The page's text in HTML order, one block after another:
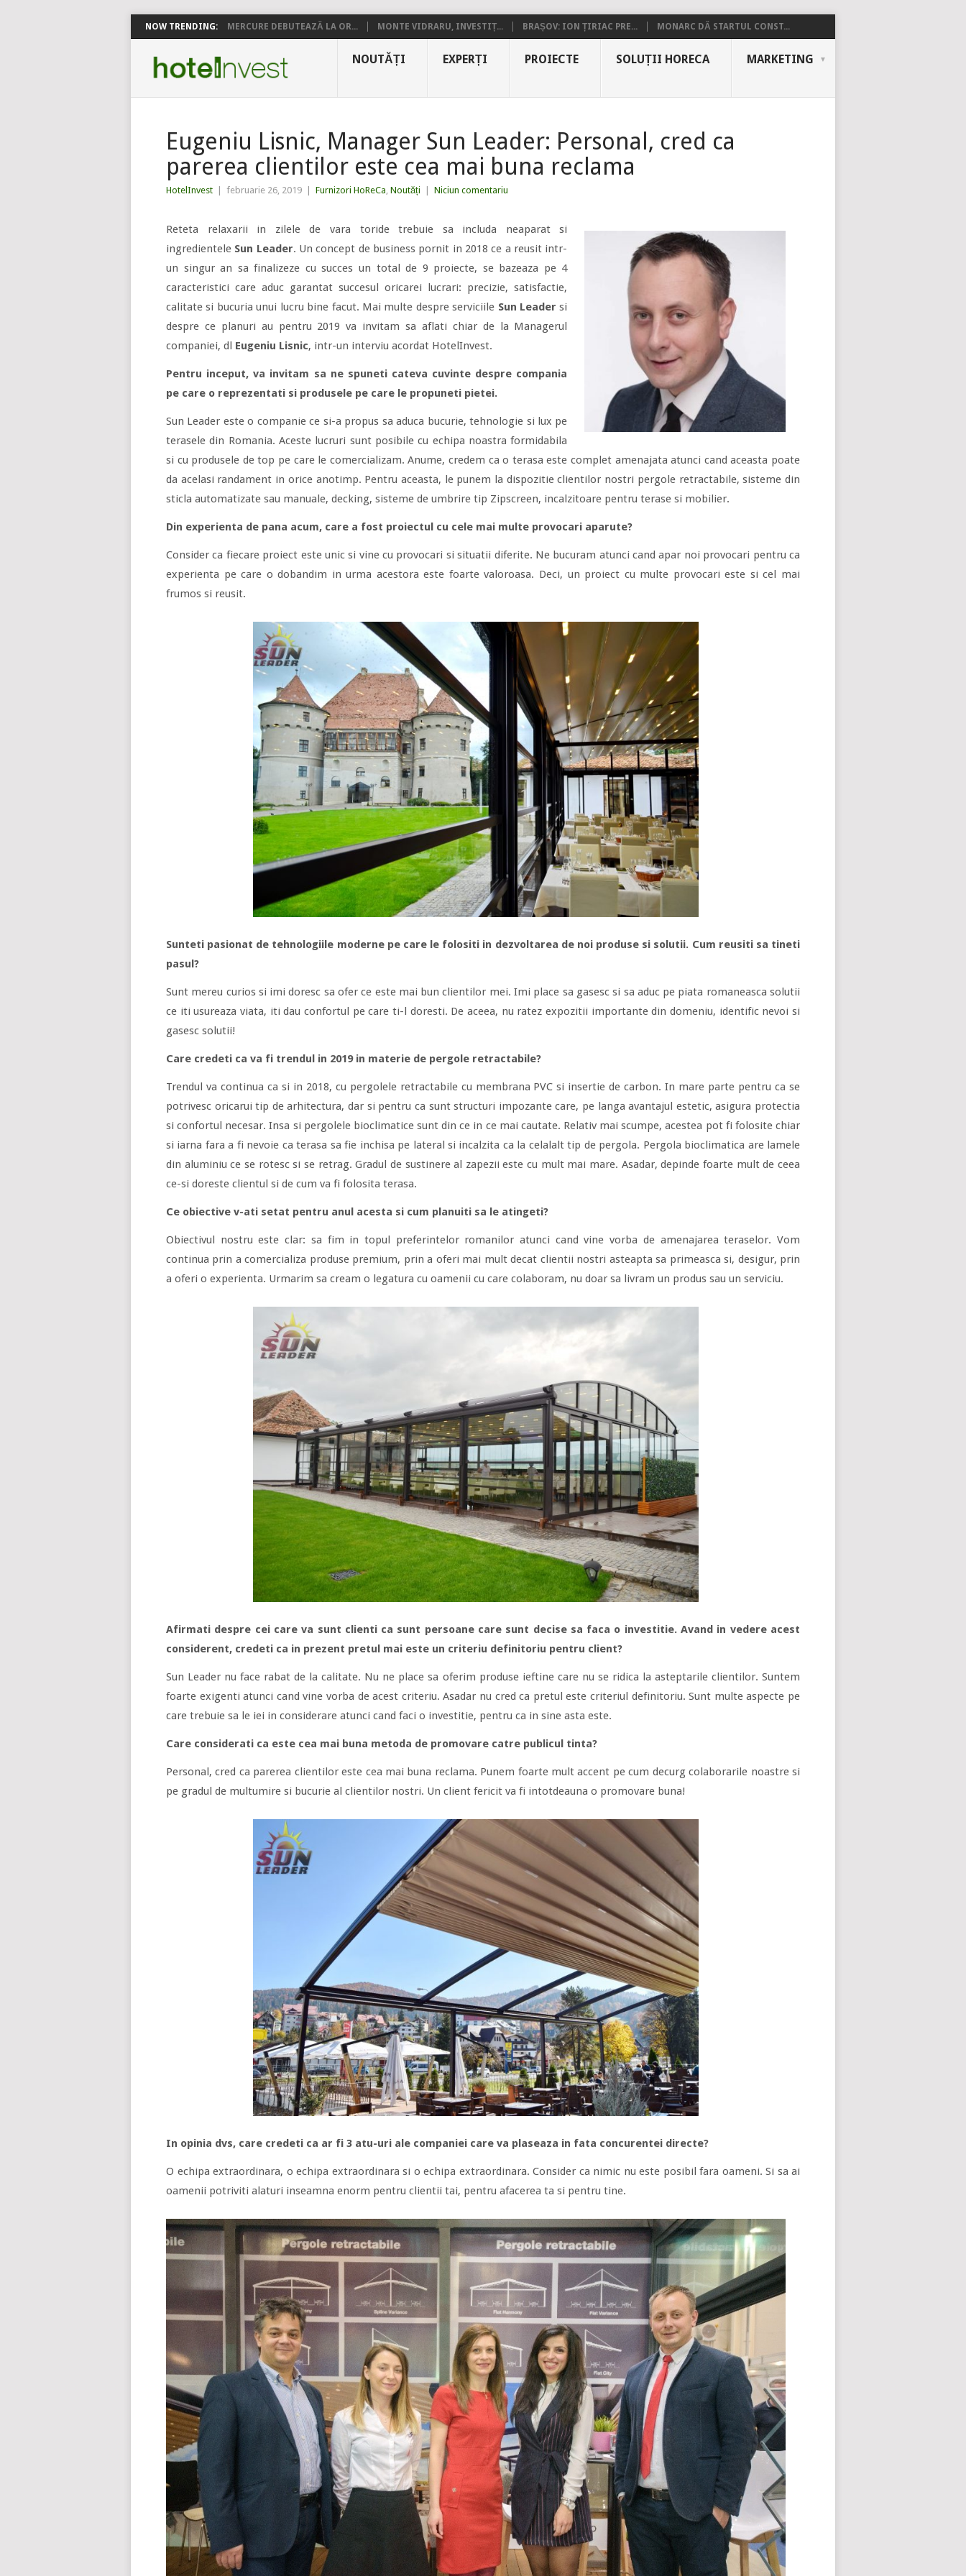
NOW TRENDING: MERCURE DEBUTEAZĂ LA OR... MONTE VIDRARU, INVESTIȚ... BRAȘOV: ION ȚIRIAC PRE... MONARC DĂ STARTUL CONST...
NOUTĂȚI EXPERȚI PROIECTE SOLUȚII HORECA MARKETING
Eugeniu Lisnic, Manager Sun Leader: Personal, cred ca
parerea clientilor este cea mai buna reclama
HotelInvest februarie 26, 2019 Furnizori HoReCa, Noutăți Niciun comentariu
Reteta relaxarii in zilele de vara toride trebuie sa includa neaparat si
ingredientele Sun Leader. Un concept de business pornit in 2018 ce a reusit intr-
un singur an sa finalizeze cu succes un total de 9 proiecte, se bazeaza pe 4
caracteristici care aduc garantat succesul oricarei lucrari: precizie, satisfactie,
calitate si bucuria unui lucru bine facut. Mai multe despre serviciile Sun Leader si
despre ce planuri au pentru 2019 va invitam sa aflati chiar de la Managerul
companiei, dl Eugeniu Lisnic, intr-un interviu acordat HotelInvest.
Pentru inceput, va invitam sa ne spuneti cateva cuvinte despre compania
pe care o reprezentati si produsele pe care le propuneti pietei.
Sun Leader este o companie ce si-a propus sa aduca bucurie, tehnologie si lux pe
terasele din Romania. Aceste lucruri sunt posibile cu echipa noastra formidabila
si cu produsele de top pe care le comercializam. Anume, credem ca o terasa este complet amenajata atunci cand aceasta poate
da acelasi randament in orice anotimp. Pentru aceasta, le punem la dispozitie clientilor nostri pergole retractabile, sisteme din
sticla automatizate sau manuale, decking, sisteme de umbrire tip Zipscreen, incalzitoare pentru terase si mobilier.
Din experienta de pana acum, care a fost proiectul cu cele mai multe provocari aparute?
Consider ca fiecare proiect este unic si vine cu provocari si situatii diferite. Ne bucuram atunci cand apar noi provocari pentru ca
experienta pe care o dobandim in urma acestora este foarte valoroasa. Deci, un proiect cu multe provocari este si cel mai
frumos si reusit.
Sunteti pasionat de tehnologiile moderne pe care le folositi in dezvoltarea de noi produse si solutii. Cum reusiti sa tineti
pasul?
Sunt mereu curios si imi doresc sa ofer ce este mai bun clientilor mei. Imi place sa gasesc si sa aduc pe piata romaneasca solutii
ce iti usureaza viata, iti dau confortul pe care ti-l doresti. De aceea, nu ratez expozitii importante din domeniu, identific nevoi si
gasesc solutii!
Care credeti ca va fi trendul in 2019 in materie de pergole retractabile?
Trendul va continua ca si in 2018, cu pergolele retractabile cu membrana PVC si insertie de carbon. In mare parte pentru ca se
potrivesc oricarui tip de arhitectura, dar si pentru ca sunt structuri impozante care, pe langa avantajul estetic, asigura protectia
si confortul necesar. Insa si pergolele bioclimatice sunt din ce in ce mai cautate. Relativ mai scumpe, acestea pot fi folosite chiar
si iarna fara a fi nevoie ca terasa sa fie inchisa pe lateral si incalzita ca la celalalt tip de pergola. Pergola bioclimatica are lamele
din aluminiu ce se rotesc si se retrag. Gradul de sustinere al zapezii este cu mult mai mare. Asadar, depinde foarte mult de ceea
ce-si doreste clientul si de cum va fi folosita terasa.
Ce obiective v-ati setat pentru anul acesta si cum planuiti sa le atingeti?
Obiectivul nostru este clar: sa fim in topul preferintelor romanilor atunci cand vine vorba de amenajarea teraselor. Vom
continua prin a comercializa produse premium, prin a oferi mai mult decat clientii nostri asteapta sa primeasca si, desigur, prin
a oferi o experienta. Urmarim sa cream o legatura cu oamenii cu care colaboram, nu doar sa livram un produs sau un serviciu.
Afirmati despre cei care va sunt clienti ca sunt persoane care sunt decise sa faca o investitie. Avand in vedere acest
considerent, credeti ca in prezent pretul mai este un criteriu definitoriu pentru client?
Sun Leader nu face rabat de la calitate. Nu ne place sa oferim produse ieftine care nu se ridica la asteptarile clientilor. Suntem
foarte exigenti atunci cand vine vorba de acest criteriu. Asadar nu cred ca pretul este criteriul definitoriu. Sunt multe aspecte pe
care trebuie sa le iei in considerare atunci cand faci o investitie, pentru ca in sine asta este.
Care considerati ca este cea mai buna metoda de promovare catre publicul tinta?
Personal, cred ca parerea clientilor este cea mai buna reclama. Punem foarte mult accent pe cum decurg colaborarile noastre si
pe gradul de multumire si bucurie al clientilor nostri. Un client fericit va fi intotdeauna o promovare buna!
In opinia dvs, care credeti ca ar fi 3 atu-uri ale companiei care va plaseaza in fata concurentei directe?
O echipa extraordinara, o echipa extraordinara si o echipa extraordinara. Consider ca nimic nu este posibil fara oameni. Si sa ai
oamenii potriviti alaturi inseamna enorm pentru clientii tai, pentru afacerea ta si pentru tine.